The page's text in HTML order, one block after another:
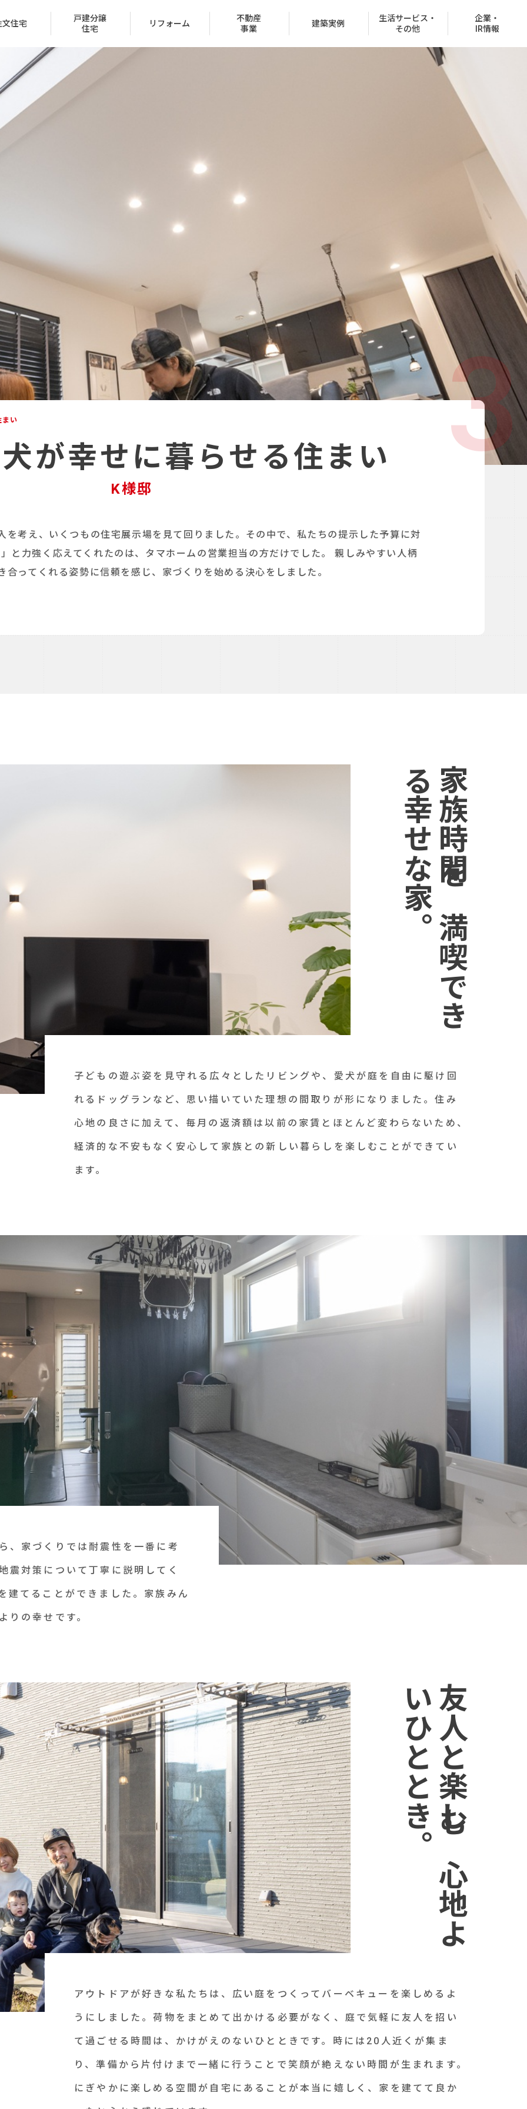
文住宅
家づくりのステップ
戸建分譲
住宅
リフォーム
FAQ
不動産
事業
賃貸取扱物件
（サブリース事業）
建築実例
建築実例
生活サービス・
その他
ハッピーライフクラブ クレジットカード決済での購入
企業・
IR情報
まい 3
が幸せに暮らせる住まい
K様邸
を考え、いくつもの住宅展示場を見て回りました。その中で、私たちの提示した予算に対
と力強く応えてくれたのは、タマホームの営業担当の方だけでした。 親しみやすい人柄
合ってくれる姿勢に信頼を感じ、家づくりを始める決心をしました。
家
族
時
間
を
満
喫
で
き
る
幸
せ
な
家
。
子どもの遊ぶ姿を見守れる広々としたリビングや、愛犬が庭を自由に駆け回
れるドッグランなど、思い描いていた理想の間取りが形になりました。住み
心地の良さに加えて、毎月の返済額は以前の家賃とほとんど変わらないため、
経済的な不安もなく安心して家族との新しい暮らしを楽しむことができてい
ます。
、家づくりでは耐震性を一番に考
震対策について丁寧に説明してく
建てることができました。家族みん
りの幸せです。
友
人
と
楽
し
む
心
地
よ
い
ひ
と
と
き
。
アウトドアが好きな私たちは、広い庭をつくってバーベキューを楽しめるよ
うにしました。荷物をまとめて出かける必要がなく、庭で気軽に友人を招い
て過ごせる時間は、かけがえのないひとときです。時には20人近くが集ま
り、準備から片付けまで一緒に行うことで笑顔が絶えない時間が生まれます。
にぎやかに楽しめる空間が自宅にあることが本当に嬉しく、家を建てて良か